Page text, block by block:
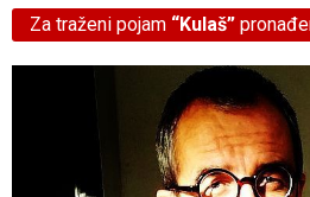
Za traženi pojam “Kulaš”